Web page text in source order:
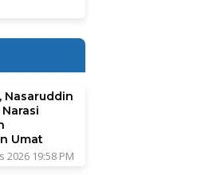
Nasaruddin
Umat
2026 19:58 PM